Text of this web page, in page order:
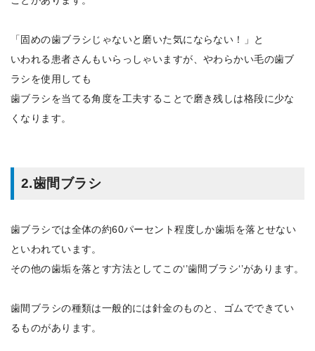
「固めの歯ブラシじゃないと磨いた気にならない！」と
いわれる患者さんもいらっしゃいますが、やわらかい毛の歯ブ
ラシを使用しても
歯ブラシを当てる角度を工夫することで磨き残しは格段に少な
くなります。
2.歯間ブラシ
歯ブラシでは全体の約60パーセント程度しか歯垢を落とせない
といわれています。
その他の歯垢を落とす方法としてこの‘’歯間ブラシ‘’があります。
歯間ブラシの種類は一般的には針金のものと、ゴムでできてい
るものがあります。